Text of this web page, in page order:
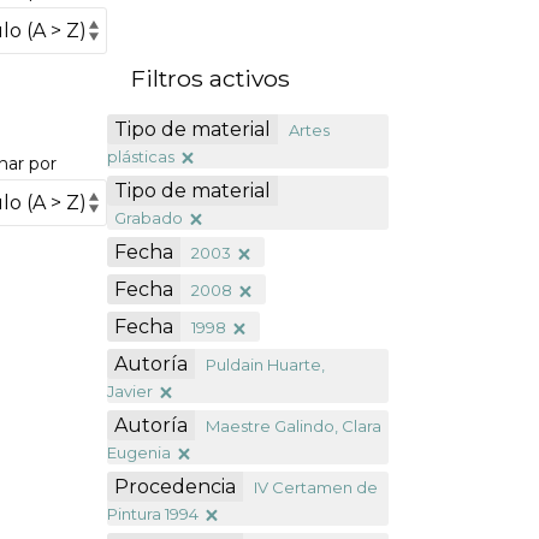
por
Filtros activos
Tipo de material
Artes
plásticas
Tipo de material
Grabado
Fecha 2003
Fecha 2008
Fecha 1998
Autoría
Puldain Huarte,
Javier
Autoría
Maestre Galindo, Clara
Eugenia
Procedencia
IV Certamen de
Pintura 1994